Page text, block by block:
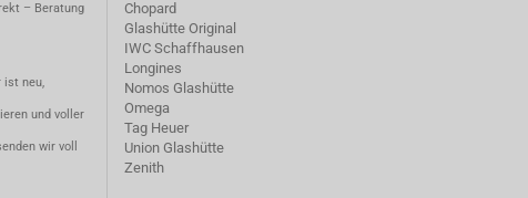
– Beratung
ist neu,
und voller
wir voll
Chopard
Glashütte Original
IWC Schaffhausen
Longines
Nomos Glashütte
Omega
Tag Heuer
Union Glashütte
Zenith